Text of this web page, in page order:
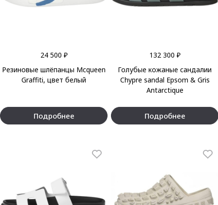
24 500 ₽
Резиновые шлёпанцы Mcqueen
Graffiti, цвет белый
Подробнее
132 300 ₽
Голубые кожаные сандалии
Chypre sandal Epsom & Gris
Antarctique
Подробнее